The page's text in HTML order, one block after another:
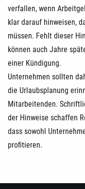
verfallen, wenn
klar darauf hinweisen,
müssen. Fehlt dieser
können auch Jahre
einer Kündigung.
Unternehmen sollten
die Urlaubsplanung
Mitarbeitenden.
der Hinweise schaffen
dass sowohl
profitieren.